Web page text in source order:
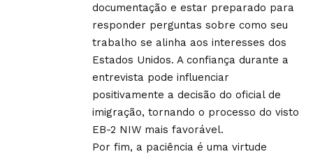
documentação e estar preparado para
responder perguntas sobre como seu
trabalho se alinha aos interesses dos
Estados Unidos. A confiança durante a
entrevista pode influenciar
positivamente a decisão do oficial de
imigração, tornando o processo do visto
EB-2 NIW mais favorável.
Por fim, a paciência é uma virtude